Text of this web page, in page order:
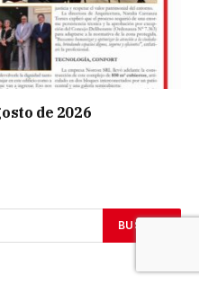
de 2026